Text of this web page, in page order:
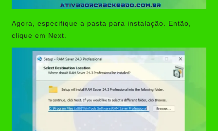
Agora, especifique a pasta para instalação. Então,
clique em Next.